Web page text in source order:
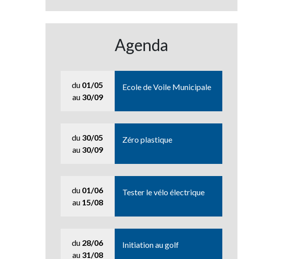
Agenda
du 01/05
au 30/09
Ecole de Voile Municipale
du 30/05
au 30/09
Zéro plastique
du 01/06
au 15/08
Tester le vélo électrique
du 28/06
au 31/08
Initiation au golf